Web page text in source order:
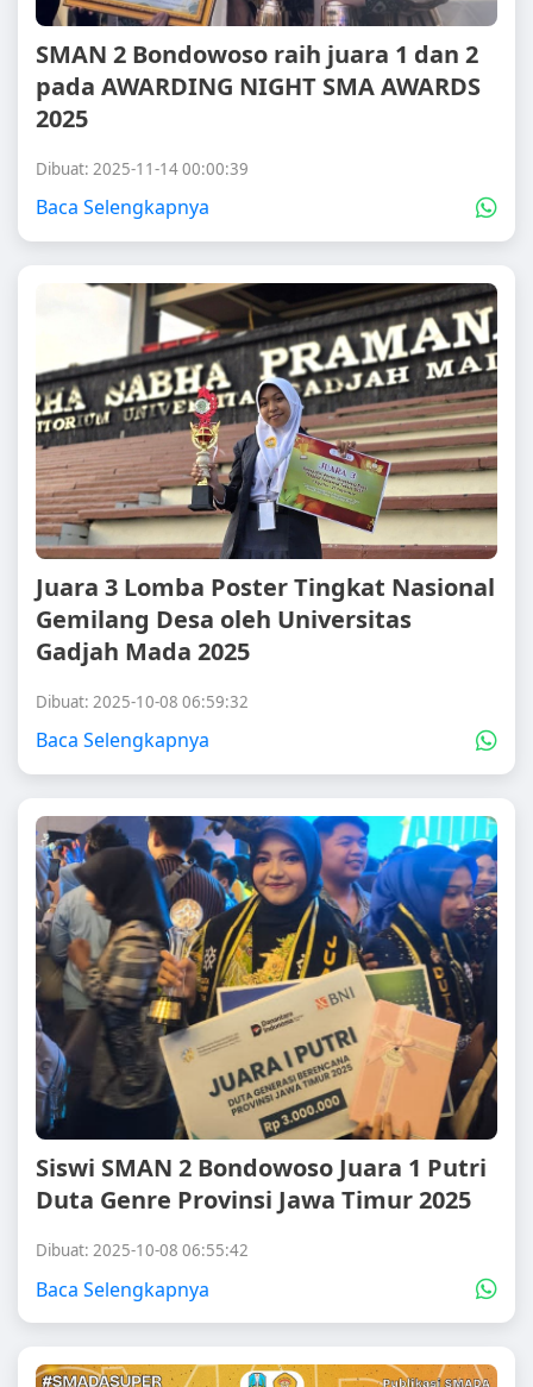
SMAN 2 Bondowoso raih juara 1 dan 2
pada AWARDING NIGHT SMA AWARDS
2025
Dibuat: 2025-11-14 00:00:39
Baca Selengkapnya
Juara 3 Lomba Poster Tingkat Nasional
Gemilang Desa oleh Universitas
Gadjah Mada 2025
Dibuat: 2025-10-08 06:59:32
Baca Selengkapnya
Siswi SMAN 2 Bondowoso Juara 1 Putri
Duta Genre Provinsi Jawa Timur 2025
Dibuat: 2025-10-08 06:55:42
Baca Selengkapnya